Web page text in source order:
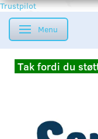
Trustpilot
Skifte navigation
Menu
Tak fordi du